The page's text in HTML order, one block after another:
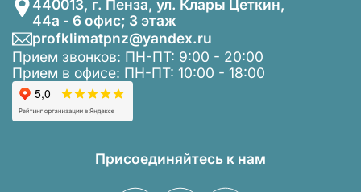
440013, г. Пенза, ул. Клары Цеткин,
44а - 6 офис; 3 этаж
profklimatpnz@yandex.ru
Прием звонков: ПН-ПТ: 9:00 - 20:00
Прием в офисе: ПН-ПТ: 10:00 - 18:00
Присоединяйтесь к нам